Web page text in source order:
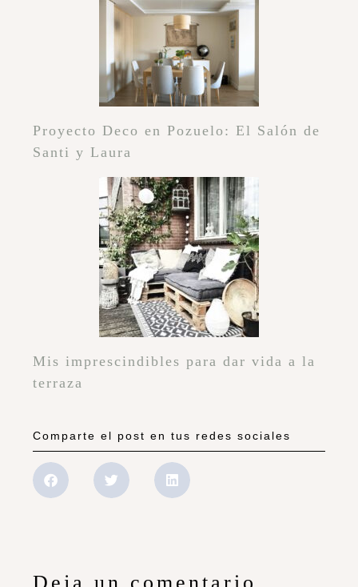
Proyecto Deco en Pozuelo: El Salón de
Santi y Laura
Mis imprescindibles para dar vida a la
terraza
Comparte el post en tus redes sociales
Deja un comentario